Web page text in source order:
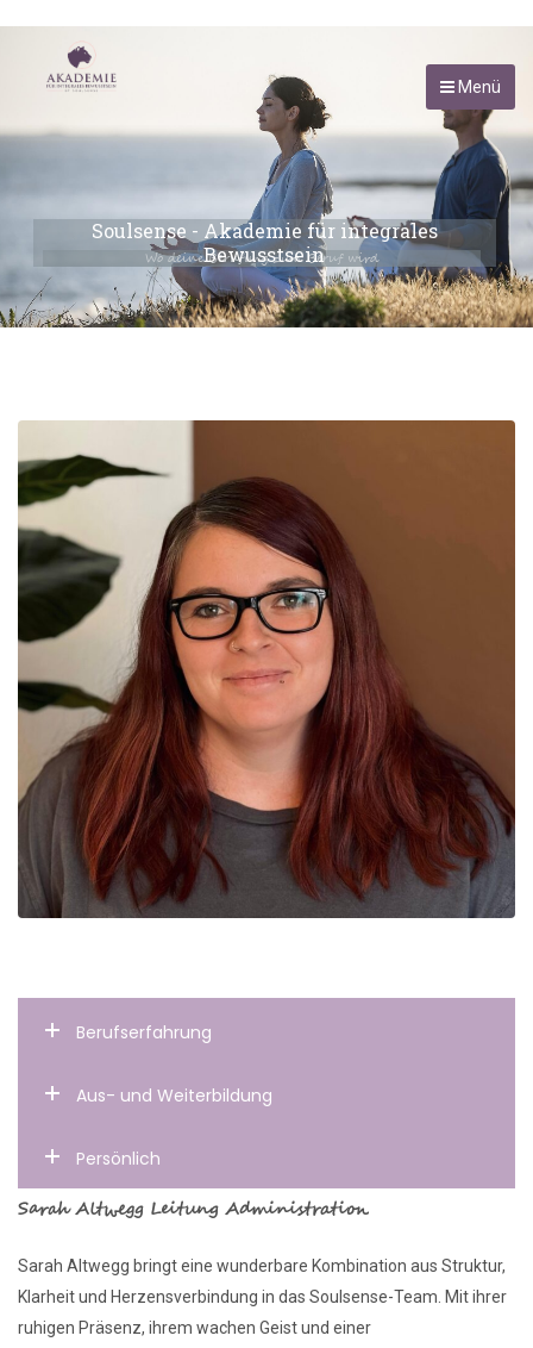
Menü
Wo deine Berufung zum Beruf wird
Soulsense - Akademie für integrales
Bewusstsein
Berufserfahrung
Aus- und Weiterbildung
Persönlich
Sarah Altwegg Leitung Administration
Sarah Altwegg bringt eine wunderbare Kombination aus Struktur,
Klarheit und Herzensverbindung in das Soulsense-Team. Mit ihrer
ruhigen Präsenz, ihrem wachen Geist und einer